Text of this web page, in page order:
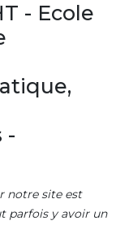
- Ecole
-
notre site est
parfois y avoir un